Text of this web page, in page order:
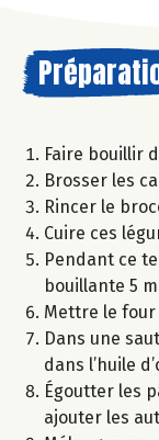
Faire bouillir
Brosser les
Rincer le
Cuire ces
Pendant ce
bouillante 5
Mettre le
Dans une
dans l’huile
Égoutter les
ajouter les